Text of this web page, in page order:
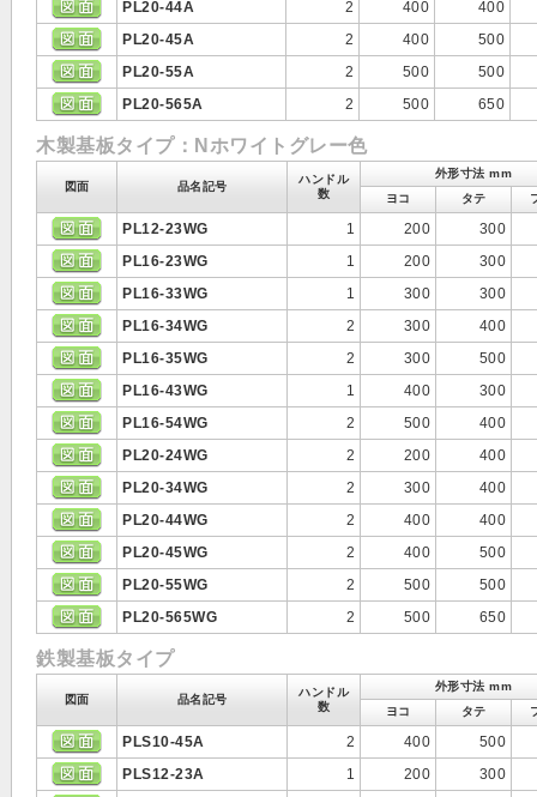
PL20-44A
2 400
400
PL20-45A
2 400
500
PL20-55A
2 500
500
PL20-565A
2 500 650
木製基板タイプ：Nホワイトグレー色
図面 品名記号
ハンドル
数
外形寸法 mm
ヨコ
タテ
PL12-23WG 1 200
300
PL16-23WG
1 200
300
PL16-33WG
1 300
300
PL16-34WG
2 300
400
PL16-35WG
2 300
500
PL16-43WG
1 400
300
PL16-54WG
2 500
400
PL20-24WG
2 200
400
PL20-34WG
2 300
400
PL20-44WG
2 400
400
PL20-45WG
2 400
500
PL20-55WG
2 500
500
PL20-565WG
2 500 650
鉄製基板タイプ
図面 品名記号
ハンドル
数
外形寸法 mm
ヨコ
タテ
PLS10-45A 2 400
500
PLS12-23A
1 200
300